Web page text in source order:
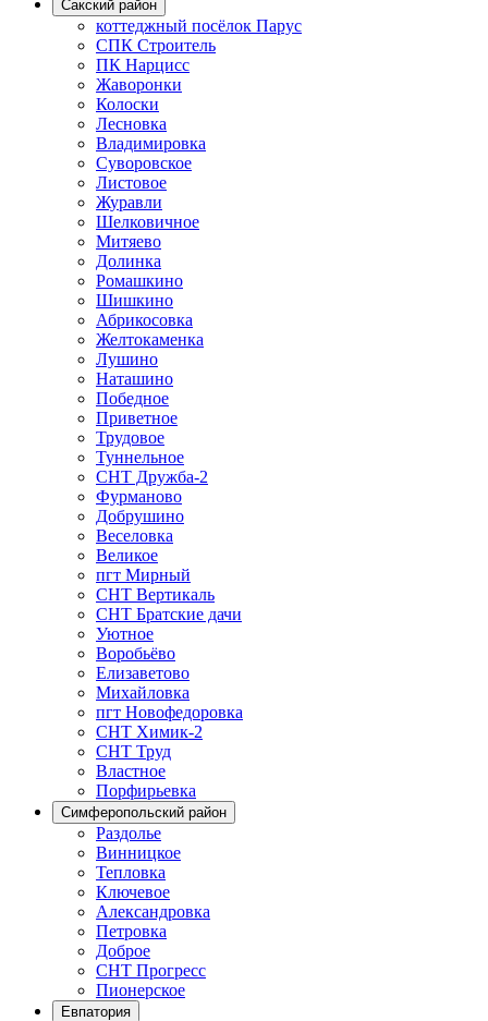
Сакский район
коттеджный посёлок Парус
СПК Строитель
ПК Нарцисс
Жаворонки
Колоски
Лесновка
Владимировка
Суворовское
Листовое
Журавли
Шелковичное
Митяево
Долинка
Ромашкино
Шишкино
Абрикосовка
Желтокаменка
Лушино
Наташино
Победное
Приветное
Трудовое
Туннельное
СНТ Дружба-2
Фурманово
Добрушино
Веселовка
Великое
пгт Мирный
СНТ Вертикаль
СНТ Братские дачи
Уютное
Воробьёво
Елизаветово
Михайловка
пгт Новофедоровка
СНТ Химик-2
СНТ Труд
Властное
Порфирьевка
Симферопольский район
Раздолье
Винницкое
Тепловка
Ключевое
Александровка
Петровка
Доброе
СНТ Прогресс
Пионерское
Евпатория